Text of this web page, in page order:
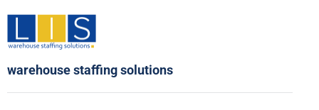
warehouse staffing solutions